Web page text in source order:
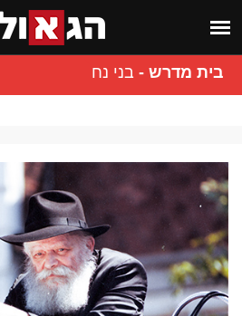
בית מדרש - בני נח